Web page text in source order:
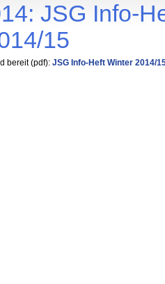
JSG Info-
15
bereit (pdf): JSG Info-Heft Winter 2014/